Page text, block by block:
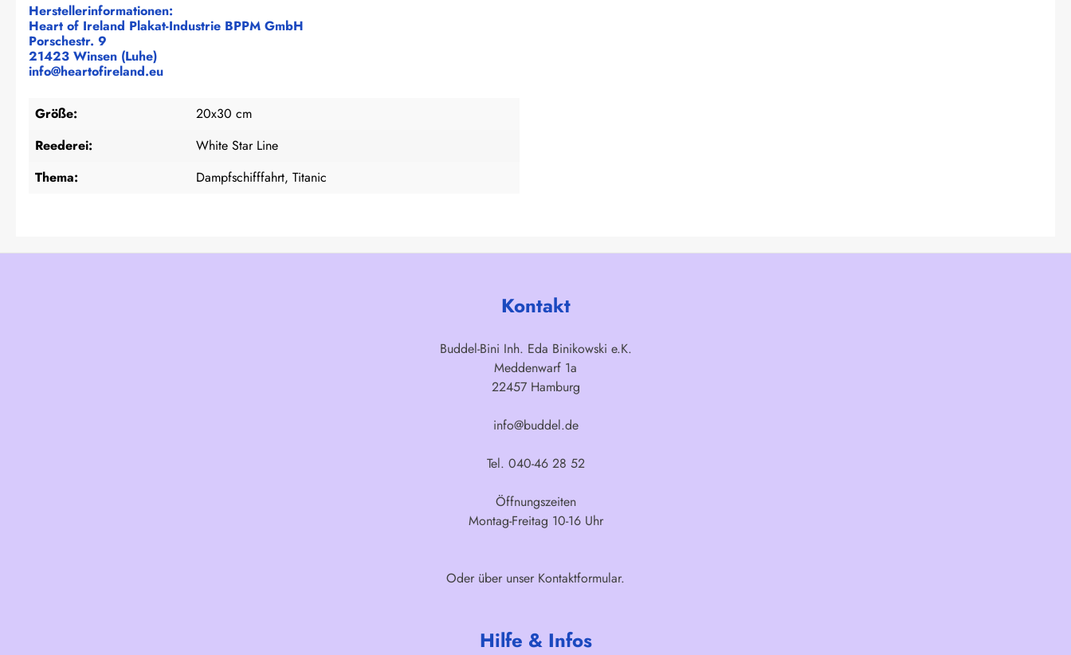
Herstellerinformationen:
Heart of Ireland Plakat-Industrie BPPM GmbH
Porschestr. 9
21423 Winsen (Luhe)
info@heartofireland.eu
Größe:
20x30 cm
Reederei:
White Star Line
Thema:
Dampfschifffahrt, Titanic
Kontakt
Buddel-Bini Inh. Eda Binikowski e.K.
Meddenwarf 1a
22457 Hamburg
info@buddel.de
Tel. 040-46 28 52
Öffnungszeiten
Montag-Freitag 10-16 Uhr
Oder über unser Kontaktformular.
Hilfe & Infos